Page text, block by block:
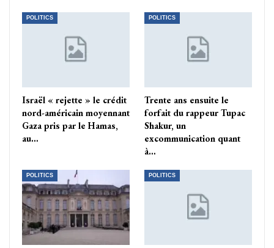
POLITICS
Israël « rejette » le crédit
nord-américain moyennant
Gaza pris par le Hamas,
au…
POLITICS
Trente ans ensuite le
forfait du rappeur Tupac
Shakur, un
excommunication quant
à…
POLITICS POLITICS